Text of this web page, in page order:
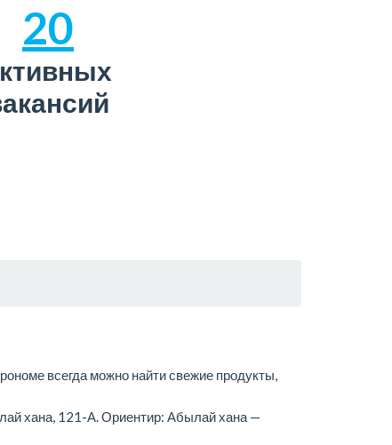
20
всегда можно найти свежие продукты,
хана, 121-А. Ориентир: Абылай хана —